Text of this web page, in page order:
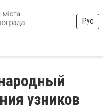
Рус
узников